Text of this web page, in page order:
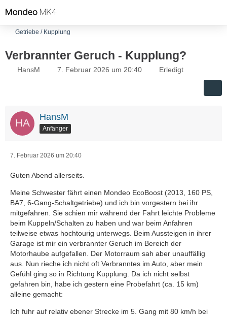
Getriebe / Kupplung
Verbrannter Geruch - Kupplung?
HansM 7. Februar 2026 um 20:40 Erledigt
HansM
Anfänger
7. Februar 2026 um 20:40
Guten Abend allerseits.
Meine Schwester fährt einen Mondeo EcoBoost (2013, 160 PS,
BA7, 6-Gang-Schaltgetriebe) und ich bin vorgestern bei ihr
mitgefahren. Sie schien mir während der Fahrt leichte Probleme
beim Kuppeln/Schalten zu haben und war beim Anfahren
teilweise etwas hochtourig unterwegs. Beim Aussteigen in ihrer
Garage ist mir ein verbrannter Geruch im Bereich der
Motorhaube aufgefallen. Der Motorraum sah aber unauffällig
aus. Nun rieche ich nicht oft Verbranntes im Auto, aber mein
Gefühl ging so in Richtung Kupplung. Da ich nicht selbst
gefahren bin, habe ich gestern eine Probefahrt (ca. 15 km)
alleine gemacht:
Ich fuhr auf relativ ebener Strecke im 5. Gang mit 80 km/h bei